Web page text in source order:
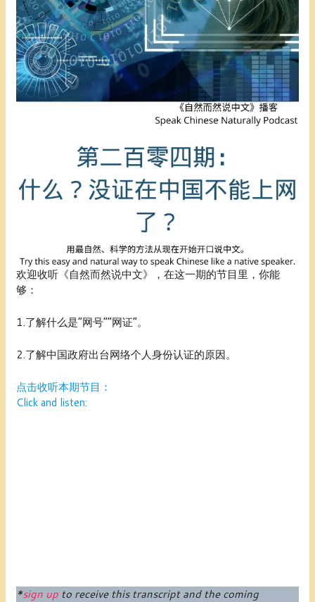
欢迎收听《自然而然说中文》，在这一期的节目里，你能
够：
1.了解什么是“网号”“网证”。
2.了解中国政府出台网络个人身份认证的原因。
点击收听本期节目：
Click and listen:
*sign up to receive this transcript and the coming